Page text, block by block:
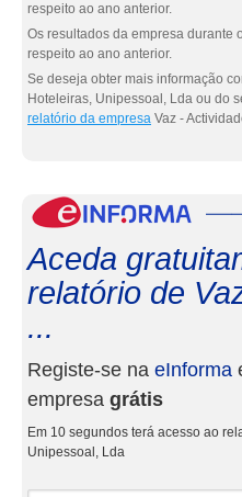
respeito ao ano anterior.
Os resultados da empresa durante
respeito ao ano anterior.
Se deseja obter mais informação
Hoteleiras, Unipessoal, Lda ou do
relatório da empresa Vaz -
Aceda
relatório de
...
Registe-se na eInforma
empresa grátis
Em 10 segundos terá acesso ao
Unipessoal, Lda